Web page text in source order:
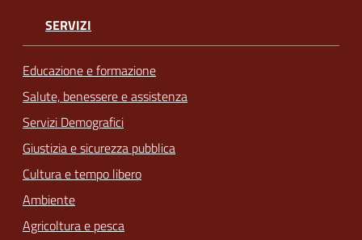
SERVIZI
Educazione e formazione
Salute, benessere e assistenza
Servizi Demografici
Giustizia e sicurezza pubblica
Cultura e tempo libero
Ambiente
Agricoltura e pesca